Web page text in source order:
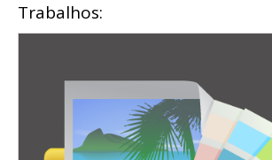
Trabalhos: